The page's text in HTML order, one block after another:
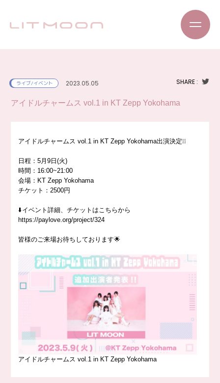
ライブ/イベント 2023.05.05 SHARE :
アイドルチャームス vol.1 in KT Zepp Yokohama
アイドルチャームス vol.1 in KT Zepp Yokohama出演決定❕❕
日程：5月9日(火)
時間：16:00~21:00
会場：KT Zepp Yokohama
チケット：2500円
⬇️イベント詳細、チケットはこちらから
https://paylove.org/project/324
皆様のご来場お待ちしております🌟
アイドルチャームス vol.1 in KT Zepp Yokohama